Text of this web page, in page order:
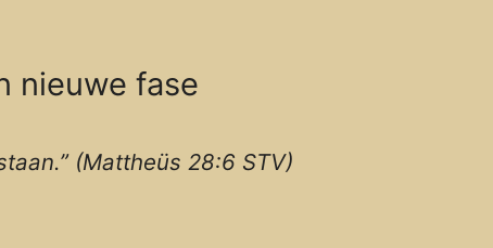
nieuwe fase
(Mattheüs 28:6 STV)